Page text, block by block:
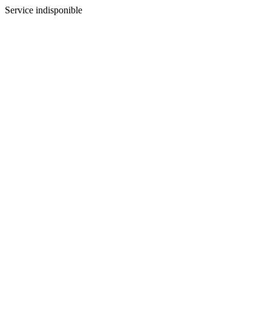
Service indisponible